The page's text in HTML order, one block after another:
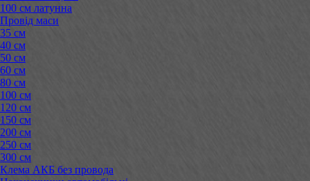
100 см латунна
Провід маси
35 см
40 см
50 см
60 см
80 см
100 см
120 см
150 см
200 см
250 см
300 см
Клема АКБ без провода